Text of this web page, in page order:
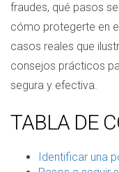
fraudes, qué pasos
cómo protegerte en
casos reales que
consejos prácticos
segura y efectiva.
TABLA DE
Identificar una